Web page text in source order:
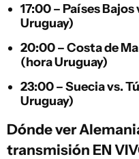
17:00 – Países
Uruguay)
20:00 – Costa de
(hora Uruguay)
23:00 – Suecia vs.
Uruguay)
Dónde ver
transmisión EN